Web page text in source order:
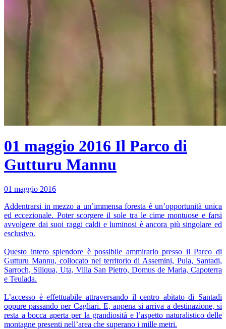
01 maggio 2016 Il Parco di
Gutturu Mannu
01 maggio 2016
Addentrarsi in mezzo a un’immensa foresta è un’opportunità unica
ed eccezionale. Poter scorgere il sole tra le cime montuose e farsi
avvolgere dai suoi raggi caldi e luminosi è ancora più singolare ed
esclusivo.
Questo intero splendore è possibile ammirarlo presso il Parco di
Gutturu Mannu, collocato nel territorio di Assemini, Pula, Santadi,
Sarroch, Siliqua, Uta, Villa San Pietro, Domus de Maria, Capoterra
e Teulada.
L’accesso è effettuabile attraversando il centro abitato di Santadi
oppure passando per Cagliari. E, appena si arriva a destinazione, si
resta a bocca aperta per la grandiosità e l’aspetto naturalistico delle
montagne presenti nell’area che superano i mille metri.